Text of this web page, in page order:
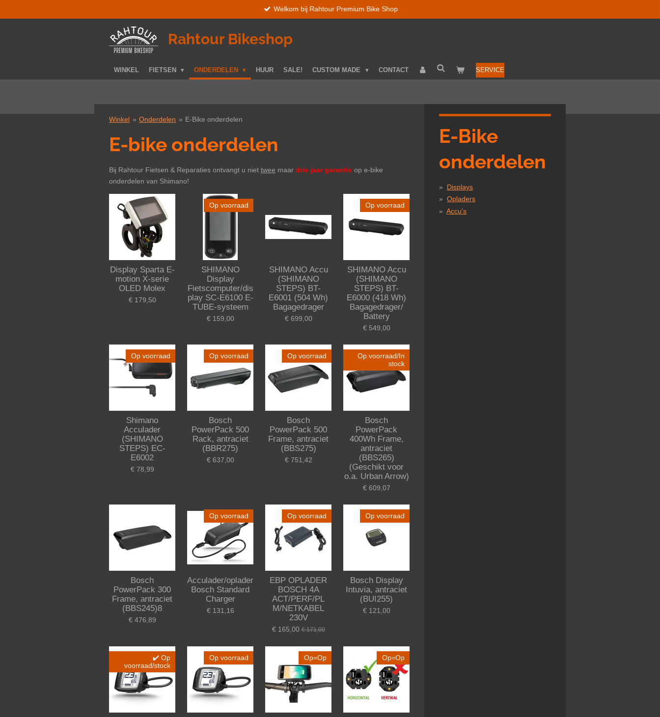
direct
Welkom bij Rahtour Premium Bike Shop
­Rahtour Bikeshop
WINKEL FIETSEN ONDERDELEN HUUR SALE! CUSTOM MADE CONTACT SERVICE
Winkel » Onderdelen » E-Bike onderdelen
E-bike onderdelen
Bij Rahtour Fietsen & Reparaties ontvangt u niet twee maar drie jaar garantie op e-bike
onderdelen van Shimano!
Display Sparta E-
motion X-serie
OLED Molex
€ 179,50
Op voorraad
SHIMANO
Display
Fietscomputer/dis
play SC-E6100 E-
TUBE-systeem
€ 159,00
SHIMANO Accu
(SHIMANO
STEPS) BT-
E6001 (504 Wh)
Bagagedrager
€ 699,00
Op voorraad
SHIMANO Accu
(SHIMANO
STEPS) BT-
E6000 (418 Wh)
Bagagedrager/
Battery
€ 549,00
Op voorraad
Shimano
Acculader
(SHIMANO
STEPS) EC-
E6002
€ 78,99
Op voorraad
Bosch
PowerPack 500
Rack, antraciet
(BBR275)
€ 637,00
Op voorraad
Bosch
PowerPack 500
Frame, antraciet
(BBS275)
€ 751,42
Op voorraad/In
stock
Bosch
PowerPack
400Wh Frame,
antraciet
(BBS265)
(Geschikt voor
o.a. Urban Arrow)
€ 609,07
Bosch
PowerPack 300
Frame, antraciet
(BBS245)8
€ 476,89
Op voorraad
Acculader/oplader
Bosch Standard
Charger
€ 131,16
Op voorraad
EBP OPLADER
BOSCH 4A
ACT/PERF/PL
M/NETKABEL
230V
€ 165,00 € 171,00
Op voorraad
Bosch Display
Intuvia, antraciet
(BUI255)
€ 121,00
✔️ Op
voorraad/stock
Op voorraad Op=Op Op=Op
E-Bike
onderdelen
Displays
Opladers
Accu's